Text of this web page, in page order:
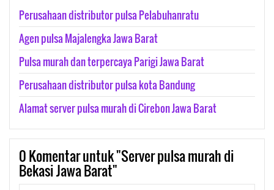
Perusahaan distributor pulsa Pelabuhanratu
Agen pulsa Majalengka Jawa Barat
Pulsa murah dan terpercaya Parigi Jawa Barat
Perusahaan distributor pulsa kota Bandung
Alamat server pulsa murah di Cirebon Jawa Barat
0Komentar untuk "Server pulsa murah di
Bekasi Jawa Barat"